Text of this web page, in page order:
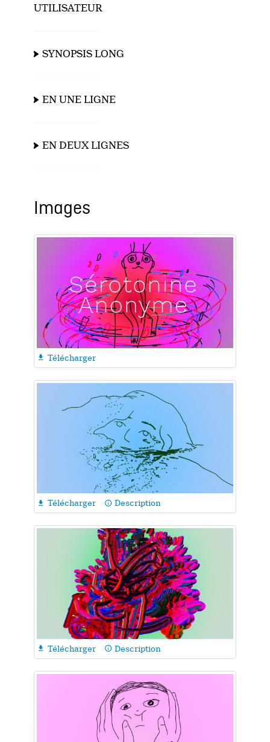
UTILISATEUR
SYNOPSIS LONG
EN UNE LIGNE
EN DEUX LIGNES
Images
 Télécharger
 Télécharger info_outline Description
 Télécharger info_outline Description